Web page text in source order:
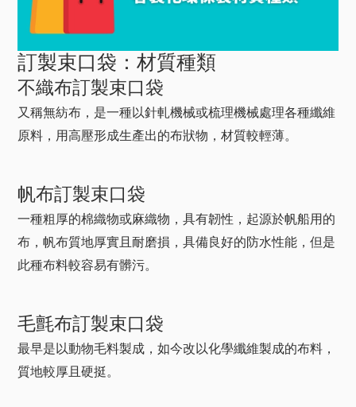
訂製束口袋：材質種類
不織布訂製束口袋
又稱無紡布，是一種以針軋機械或梳理機械處理各種纖維
原料，用高壓形成生產出的布狀物，材質較輕薄。
帆布訂製束口袋
一種粗厚的棉織物或麻織物，具有韌性，起源於帆船用的
布，帆布質地厚實且耐磨損，具備良好的防水性能，但是
此種布料較容易有髒污。
毛氈布訂製束口袋
最早是以動物毛料製成，如今改以化學纖維製成的布料，
質地較厚且硬挺。